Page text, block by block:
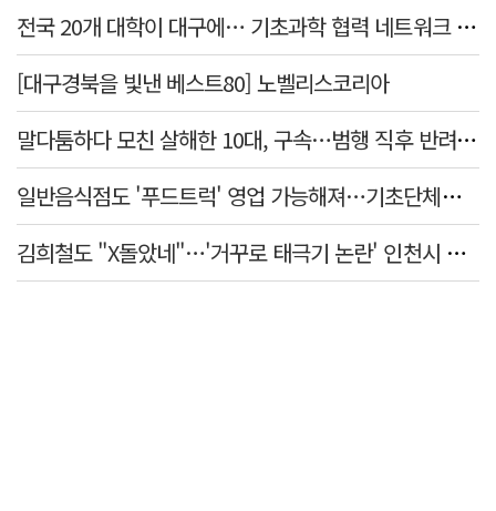
전국 20개 대학이 대구에… 기초과학 협력 네트워크 출범하다
[대구경북을 빛낸 베스트80] 노벨리스코리아
말다툼하다 모친 살해한 10대, 구속…범행 직후 반려견도 죽여
일반음식점도 '푸드트럭' 영업 가능해져…기초단체별 조례 개정 움직임
김희철도 "X돌았네"…'거꾸로 태극기 논란' 인천시 현수막, 이틀 만에 철거